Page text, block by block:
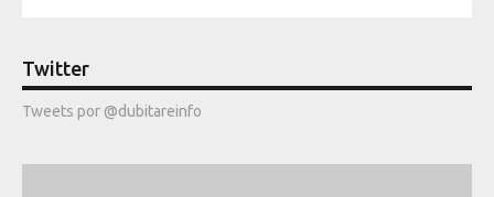
Publicaciones
Publicaciones: Organización, Trabajo y Salud
Twitter
Tweets por @dubitareinfo